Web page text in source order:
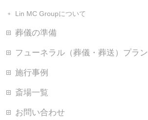
Lin MC Groupについて
葬儀の準備
フューネラル（葬儀・葬送）プラン
施行事例
斎場一覧
お問い合わせ